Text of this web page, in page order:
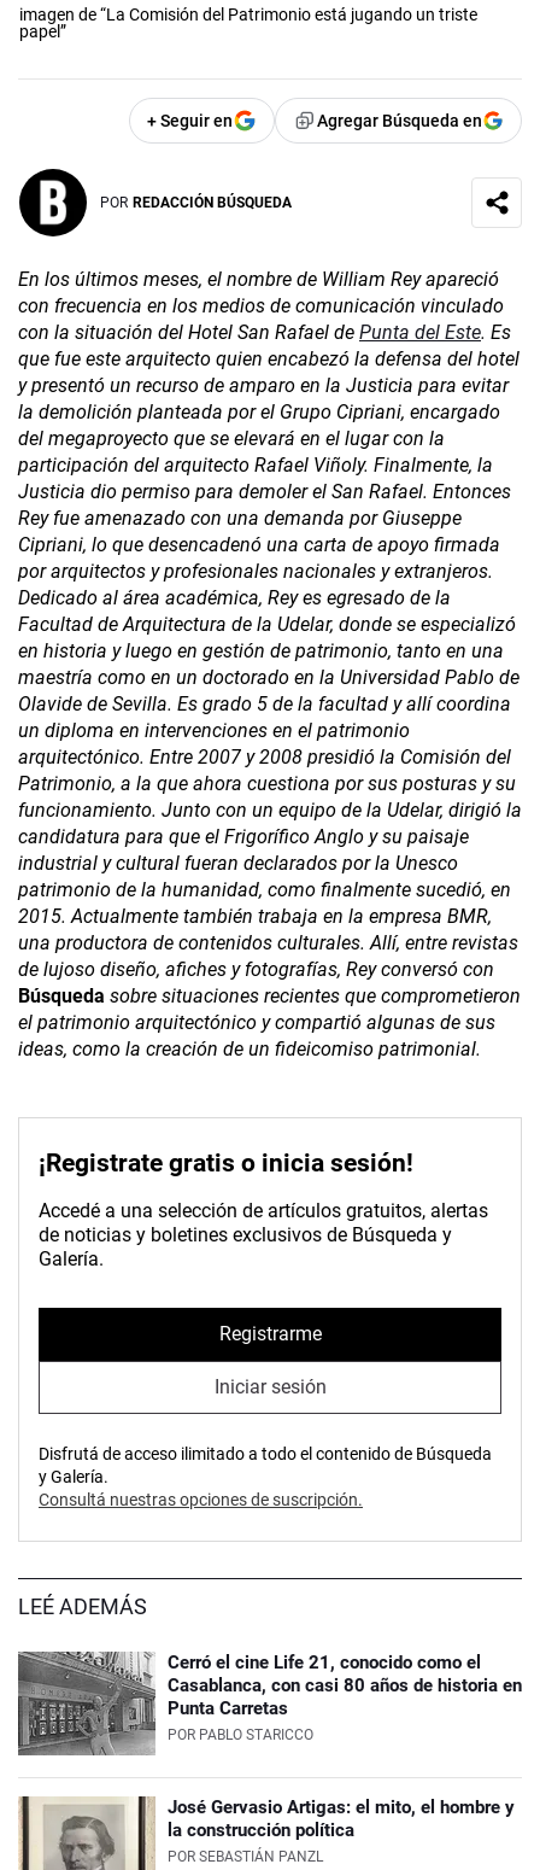
imagen de “La Comisión del Patrimonio está jugando un triste
papel”
+ Seguir en Agregar Búsqueda en
POR REDACCIÓN BÚSQUEDA
En los últimos meses, el nombre de William Rey apareció
con frecuencia en los medios de comunicación vinculado
con la situación del Hotel San Rafael de Punta del Este. Es
que fue este arquitecto quien encabezó la defensa del hotel
y presentó un recurso de amparo en la Justicia para evitar
la demolición planteada por el Grupo Cipriani, encargado
del megaproyecto que se elevará en el lugar con la
participación del arquitecto Rafael Viñoly. Finalmente, la
Justicia dio permiso para demoler el San Rafael. Entonces
Rey fue amenazado con una demanda por Giuseppe
Cipriani, lo que desencadenó una carta de apoyo firmada
por arquitectos y profesionales nacionales y extranjeros.
Dedicado al área académica, Rey es egresado de la
Facultad de Arquitectura de la Udelar, donde se especializó
en historia y luego en gestión de patrimonio, tanto en una
maestría como en un doctorado en la Universidad Pablo de
Olavide de Sevilla. Es grado 5 de la facultad y allí coordina
un diploma en intervenciones en el patrimonio
arquitectónico. Entre 2007 y 2008 presidió la Comisión del
Patrimonio, a la que ahora cuestiona por sus posturas y su
funcionamiento. Junto con un equipo de la Udelar, dirigió la
candidatura para que el Frigorífico Anglo y su paisaje
industrial y cultural fueran declarados por la Unesco
patrimonio de la humanidad, como finalmente sucedió, en
2015. Actualmente también trabaja en la empresa BMR,
una productora de contenidos culturales. Allí, entre revistas
de lujoso diseño, afiches y fotografías, Rey conversó con
Búsqueda sobre situaciones recientes que comprometieron
el patrimonio arquitectónico y compartió algunas de sus
ideas, como la creación de un fideicomiso patrimonial.
¡Registrate gratis o inicia sesión!
Accedé a una selección de artículos gratuitos, alertas
de noticias y boletines exclusivos de Búsqueda y
Galería.
Registrarme
Iniciar sesión
Disfrutá de acceso ilimitado a todo el contenido de Búsqueda
y Galería.
Consultá nuestras opciones de suscripción.
LEÉ ADEMÁS
Cerró el cine Life 21, conocido como el
Casablanca, con casi 80 años de historia en
Punta Carretas
POR PABLO STARICCO
José Gervasio Artigas: el mito, el hombre y
la construcción política
POR SEBASTIÁN PANZL